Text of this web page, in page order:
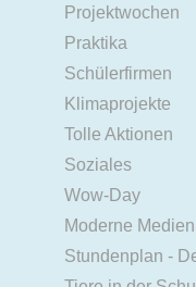
Projektwochen
Praktika
Schülerfirmen
Klimaprojekte
Tolle Aktionen
Soziales
Wow-Day
Moderne Medien
Stundenplan -